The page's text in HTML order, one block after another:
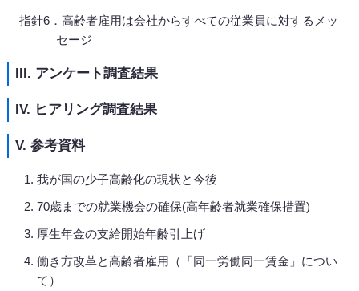
指針6．高齢者雇用は会社からすべての従業員に対するメッ
セージ
III. アンケート調査結果
IV. ヒアリング調査結果
V. 参考資料
我が国の少子高齢化の現状と今後
70歳までの就業機会の確保(高年齢者就業確保措置)
厚生年金の支給開始年齢引上げ
働き方改革と高齢者雇用（「同一労働同一賃金」につい
て）